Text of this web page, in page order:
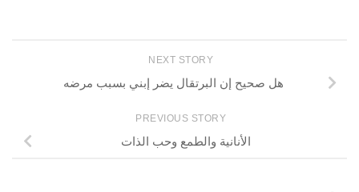
NEXT STORY
هل صحيح إن البرتقال يضر إبني بسبب مرضه
PREVIOUS STORY
الأنانية والطمع وحب الذات